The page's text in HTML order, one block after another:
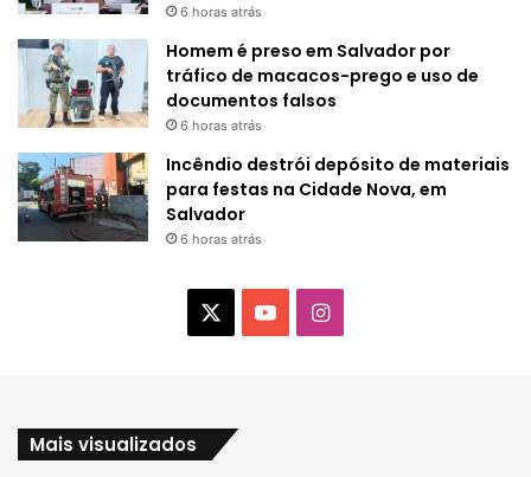
6 horas atrás
Homem é preso em Salvador por
tráfico de macacos-prego e uso de
documentos falsos
6 horas atrás
Incêndio destrói depósito de materiais
para festas na Cidade Nova, em
Salvador
6 horas atrás
I
Mais visualizados